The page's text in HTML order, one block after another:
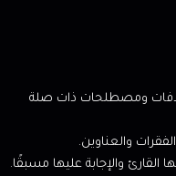
ومصطلحات ذات صلة
والعناوين.
القارئ والإجابة عليها مسبقًا.